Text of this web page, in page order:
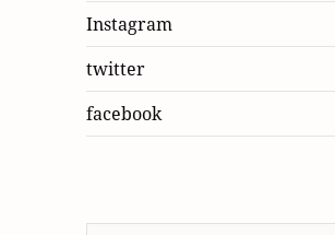
Instagram
twitter
facebook